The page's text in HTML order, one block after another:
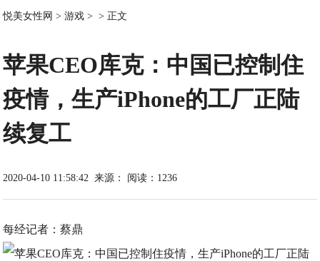
悦美女性网 >游戏 > > 正文
苹果CEO库克：中国已控制住
疫情，生产iPhone的工厂正陆
续复工
2020-04-10 11:58:42 来源： 阅读：1236
每经记者：蔡鼎